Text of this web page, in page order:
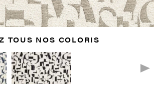
TOUS NOS COLORIS